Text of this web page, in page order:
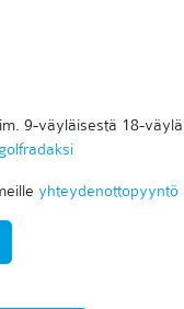
9-väyläisestä 18-
yhteydenottopyyntö